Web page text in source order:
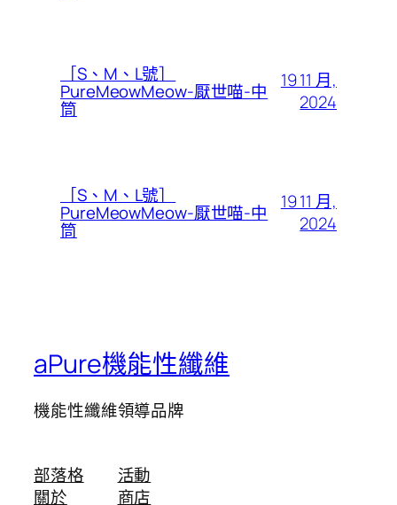
［S、M、L號］
PureMeowMeow-厭世喵-中
筒
19 11 月,
2024
［S、M、L號］
PureMeowMeow-厭世喵-中
筒
19 11 月,
2024
aPure機能性纖維
機能性纖維領導品牌
部落格
關於
活動
商店